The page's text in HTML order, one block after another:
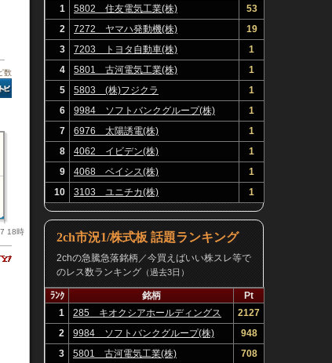
数
18時
1
5802 住友電気工業(株)
53
2
7272 ヤマハ発動機(株)
19
3
7203 トヨタ自動車(株)
1
4
5801 古河電気工業(株)
1
5
5803 (株)フジクラ
1
6
9984 ソフトバンクグループ(株)
1
7
6976 太陽誘電(株)
1
8
4062 イビデン(株)
1
9
4068 ベイシス(株)
1
10
3103 ユニチカ(株) 1
2ch市況1/株式板 話題ランキング
2chの急騰急落銘柄／今買えばいい株スレ等で
のレス数ランキング（過去3日）
ﾗﾝｸ 銘柄
Pt
1
285 キオクシアホールディングス
(株)
2127
2
9984 ソフトバンクグループ(株)
948
3
5801 古河電気工業(株)
708